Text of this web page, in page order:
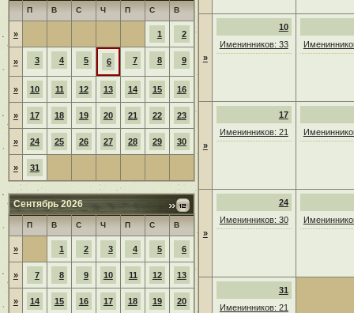
П В С Ч П С В
» 1 2
» 3 4 5 6 7 8 9
» 10 11 12 13 14 15 16
» 17 18 19 20 21 22 23
» 24 25 26 27 28 29 30
» 31
Сентябрь 2026
П В С Ч П С В
» 1 2 3 4 5 6
» 7 8 9 10 11 12 13
» 14 15 16 17 18 19 20
»
10
Именинников: 33
»
17
Именинников: 21
»
24
Именинников: 30
31
Именинников: 21